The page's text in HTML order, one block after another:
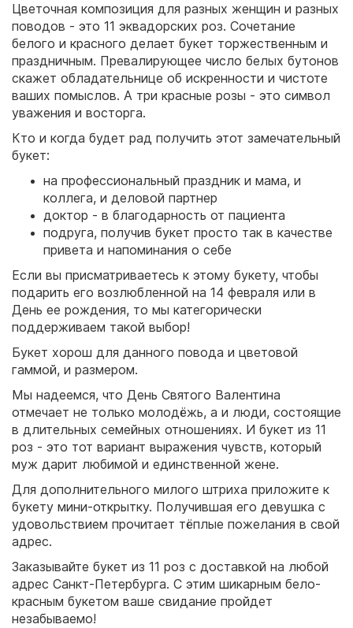
Цветочная композиция для разных женщин и разных
поводов - это 11 эквадорских роз. Сочетание
белого и красного делает букет торжественным и
праздничным. Превалирующее число белых бутонов
скажет обладательнице об искренности и чистоте
ваших помыслов. А три красные розы - это символ
уважения и восторга.
Кто и когда будет рад получить этот замечательный
букет:
на профессиональный праздник и мама, и
коллега, и деловой партнер
доктор - в благодарность от пациента
подруга, получив букет просто так в качестве
привета и напоминания о себе
Если вы присматриваетесь к этому букету, чтобы
подарить его возлюбленной на 14 февраля или в
День ее рождения, то мы категорически
поддерживаем такой выбор!
Букет хорош для данного повода и цветовой
гаммой, и размером.
Мы надеемся, что День Святого Валентина
отмечает не только молодёжь, а и люди, состоящие
в длительных семейных отношениях. И букет из 11
роз - это тот вариант выражения чувств, который
муж дарит любимой и единственной жене.
Для дополнительного милого штриха приложите к
букету мини-открытку. Получившая его девушка с
удовольствием прочитает тёплые пожелания в свой
адрес.
Заказывайте букет из 11 роз с доставкой на любой
адрес Санкт-Петербурга. С этим шикарным бело-
красным букетом ваше свидание пройдет
незабываемо!